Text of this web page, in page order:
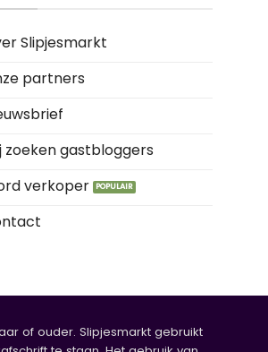
Slipjesmarkt
partners
zoeken gastbloggers
verkoper
of ouder. Slipjesmarkt gebruikt